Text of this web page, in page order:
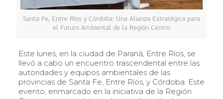
Santa Fe, Entre Ríos y Córdoba: Una Alianza Estratégica para
el Futuro Ambiental de la Región Centro
Este lunes, en la ciudad de Paraná, Entre Ríos, se
llevó a cabo un encuentro trascendental entre las
autoridades y equipos ambientales de las
provincias de Santa Fe, Entre Ríos, y Córdoba. Este
evento, enmarcado en la iniciativa de la Región